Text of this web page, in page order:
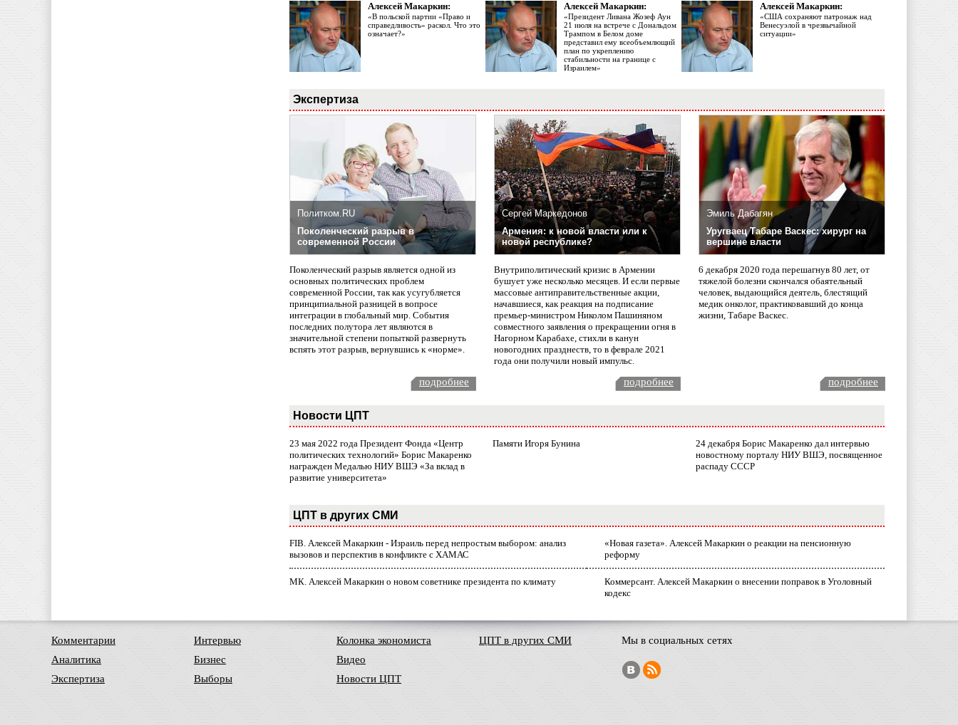
Алексей Макаркин:
«В польской партии «Право и
справедливость» раскол. Что это
означает?»
Алексей Макаркин:
«Президент Ливана Жозеф Аун
21 июля на встрече с Дональдом
Трампом в Белом доме
представил ему всеобъемлющий
план по укреплению
стабильности на границе с
Израилем»
Алексей Макаркин:
«США сохраняют патронаж над
Венесуэлой в чрезвычайной
ситуации»
Экспертиза
Политком.RU
Поколенческий разрыв в
современной России
Поколенческий разрыв является одной из
основных политических проблем
современной России, так как усугубляется
принципиальной разницей в вопросе
интеграции в глобальный мир. События
последних полутора лет являются в
значительной степени попыткой развернуть
вспять этот разрыв, вернувшись к «норме».
Сергей Маркедонов
Армения: к новой власти или к
новой республике?
Внутриполитический кризис в Армении
бушует уже несколько месяцев. И если первые
массовые антиправительственные акции,
начавшиеся, как реакция на подписание
премьер-министром Николом Пашиняном
совместного заявления о прекращении огня в
Нагорном Карабахе, стихли в канун
новогодних празднеств, то в феврале 2021
года они получили новый импульс.
Эмиль Дабагян
Уругваец Табаре Васкес: хирург на
вершине власти
6 декабря 2020 года перешагнув 80 лет, от
тяжелой болезни скончался обаятельный
человек, выдающийся деятель, блестящий
медик онколог, практиковавший до конца
жизни, Табаре Васкес.
подробнее подробнее подробнее
Новости ЦПТ
23 мая 2022 года Президент Фонда «Центр
политических технологий» Борис Макаренко
награжден Медалью НИУ ВШЭ «За вклад в
развитие университета»
Памяти Игоря Бунина
24 декабря Борис Макаренко дал интервью
новостному порталу НИУ ВШЭ, посвященное
распаду СССР
ЦПТ в других СМИ
FIB. Алексей Макаркин - Израиль перед непростым выбором: анализ
вызовов и перспектив в конфликте с ХАМАС
«Новая газета». Алексей Макаркин о реакции на пенсионную
реформу
МК. Алексей Макаркин о новом советнике президента по климату
Коммерсант. Алексей Макаркин о внесении поправок в Уголовный
кодекс
Комментарии
Аналитика
Экспертиза
Интервью
Бизнес
Выборы
Колонка экономиста
Видео
Новости ЦПТ
ЦПТ в других СМИ Мы в социальных сетях